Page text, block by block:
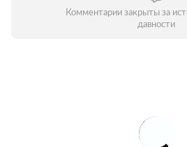
Комментарии закрыты за
давности